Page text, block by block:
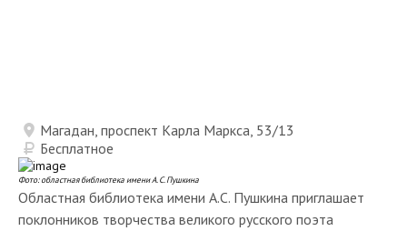
Фото: областная библиотека имени А. С. Пушкина
Областная библиотека имени А.С. Пушкина приглашает
поклонников творчества великого русского поэта
Магадан, проспект Карла Маркса, 53/13
Бесплатное